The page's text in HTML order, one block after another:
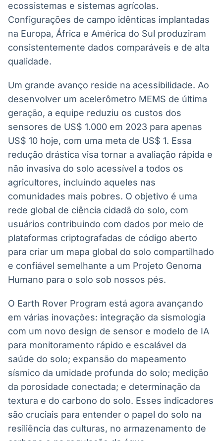
ecossistemas e sistemas agrícolas.
Configurações de campo idênticas implantadas
na Europa, África e América do Sul produziram
consistentemente dados comparáveis e de alta
qualidade.
Um grande avanço reside na acessibilidade. Ao
desenvolver um acelerômetro MEMS de última
geração, a equipe reduziu os custos dos
sensores de US$ 1.000 em 2023 para apenas
US$ 10 hoje, com uma meta de US$ 1. Essa
redução drástica visa tornar a avaliação rápida e
não invasiva do solo acessível a todos os
agricultores, incluindo aqueles nas
comunidades mais pobres. O objetivo é uma
rede global de ciência cidadã do solo, com
usuários contribuindo com dados por meio de
plataformas criptografadas de código aberto
para criar um mapa global do solo compartilhado
e confiável semelhante a um Projeto Genoma
Humano para o solo sob nossos pés.
O Earth Rover Program está agora avançando
em várias inovações: integração da sismologia
com um novo design de sensor e modelo de IA
para monitoramento rápido e escalável da
saúde do solo; expansão do mapeamento
sísmico da umidade profunda do solo; medição
da porosidade conectada; e determinação da
textura e do carbono do solo. Esses indicadores
são cruciais para entender o papel do solo na
resiliência das culturas, no armazenamento de